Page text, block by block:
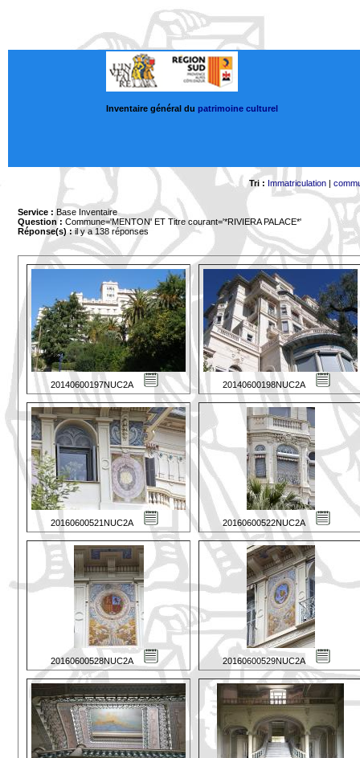
Inventaire général du patrimoine culturel
Tri : Immatriculation|
Service : Base Inventaire
Question : Commune='MENTON' ET Titre courant='*RIVIERA PALACE*'
Réponse(s) :il y a 138 réponses
20140600197NUC2A 20140600198NUC2A
20160600521NUC2A 20160600522NUC2A
20160600528NUC2A 20160600529NUC2A